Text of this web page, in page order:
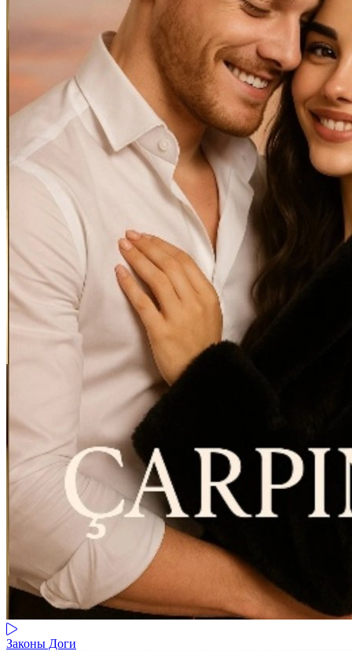
Законы Доги